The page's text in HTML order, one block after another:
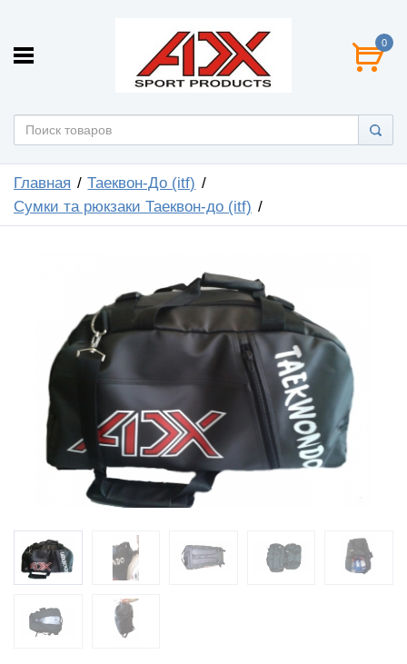
0
Главная
Таеквон-До (itf)
Сумки та рюкзаки Таеквон-до (itf)